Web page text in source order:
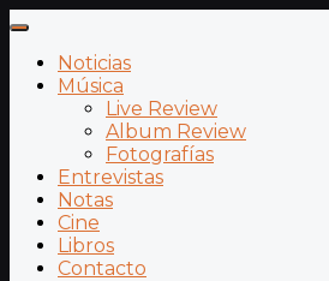
Noticias
Música
Live Review
Album Review
Fotografías
Entrevistas
Notas
Cine
Libros
Contacto